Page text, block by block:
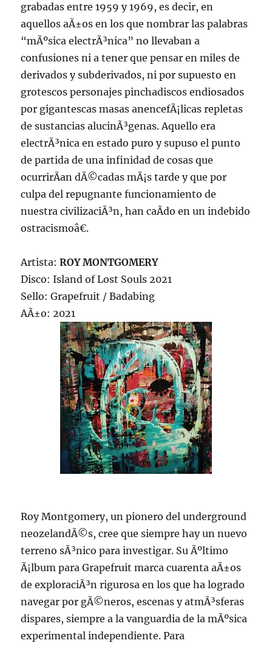
grabadas entre 1959 y 1969, es decir, en
aquellos aÃ±os en los que nombrar las palabras
“mÃºsica electrÃ³nica” no llevaban a
confusiones ni a tener que pensar en miles de
derivados y subderivados, ni por supuesto en
grotescos personajes pinchadiscos endiosados
por gigantescas masas anencefÃ¡licas repletas
de sustancias alucinÃ³genas. Aquello era
electrÃ³nica en estado puro y supuso el punto
de partida de una infinidad de cosas que
ocurrirÃ­an dÃ©cadas mÃ¡s tarde y que por
culpa del repugnante funcionamiento de
nuestra civilizaciÃ³n, han caÃ­do en un indebido
ostracismoâ€.
Artista:ROY MONTGOMERY
Disco: Island of Lost Souls 2021
Sello: Grapefruit / Badabing
AÃ±o: 2021
Roy Montgomery, un pionero del underground
neozelandÃ©s, cree que siempre hay un nuevo
terreno sÃ³nico para investigar. Su Ãºltimo
Ã¡lbum para Grapefruit marca cuarenta aÃ±os
de exploraciÃ³n rigurosa en los que ha logrado
navegar por gÃ©neros, escenas y atmÃ³sferas
dispares, siempre a la vanguardia de la mÃºsica
experimental independiente. Para